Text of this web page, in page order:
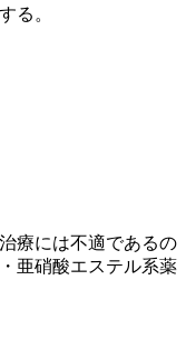
る。
療には不適であるの
亜硝酸エステル系薬